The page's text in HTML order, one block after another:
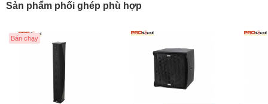
Sản phẩm phối ghép phù hợp
Bán chạy